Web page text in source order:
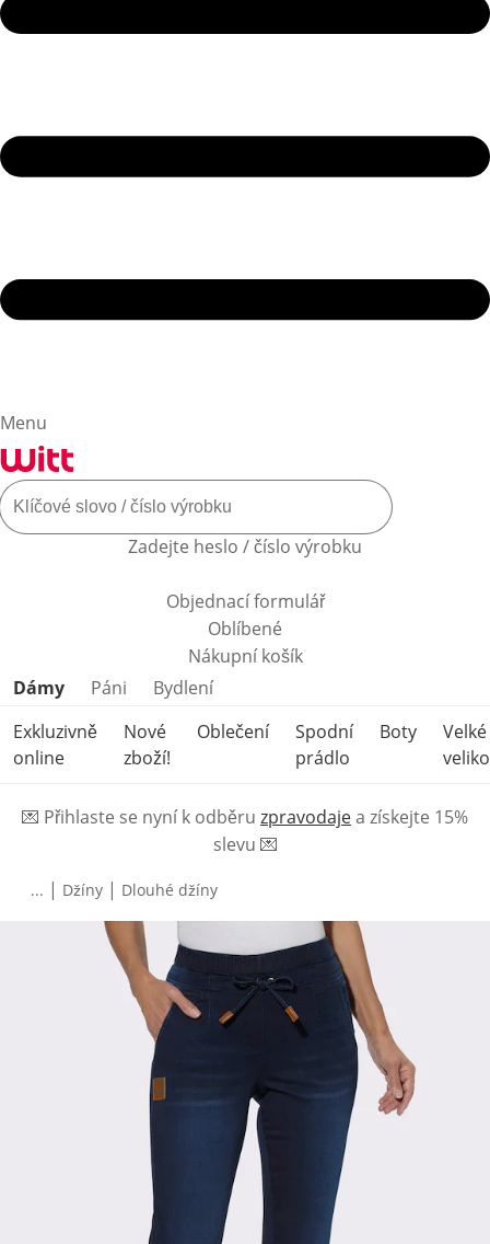
Menu
Zadejte heslo / číslo výrobku
Objednací formulář
Oblíbené
Nákupní košík
Přeskočit kategorie produktů
Dámy Páni
Bydlení
Exkluzivně
online
Nové
zboží!
Oblečení
Spodní
prádlo
Boty
Velké
💌 Přihlaste se nyní k odběru zpravodajea získejte 15%
slevu 💌
... | Džíny | Dlouhé džíny